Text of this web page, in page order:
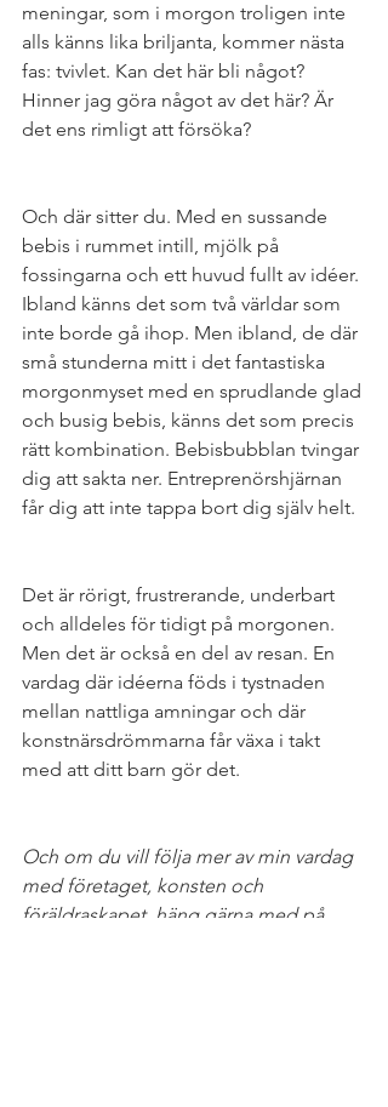
meningar, som i morgon troligen inte
alls känns lika briljanta, kommer nästa
fas: tvivlet. Kan det här bli något?
Hinner jag göra något av det här? Är
det ens rimligt att försöka?
Och där sitter du. Med en sussande
bebis i rummet intill, mjölk på
fossingarna och ett huvud fullt av idéer.
Ibland känns det som två världar som
inte borde gå ihop. Men ibland, de där
små stunderna mitt i det fantastiska
morgonmyset med en sprudlande glad
och busig bebis, känns det som precis
rätt kombination. Bebisbubblan tvingar
dig att sakta ner. Entreprenörshjärnan
får dig att inte tappa bort dig själv helt.
Det är rörigt, frustrerande, underbart
och alldeles för tidigt på morgonen.
Men det är också en del av resan. En
vardag där idéerna föds i tystnaden
mellan nattliga amningar och där
konstnärsdrömmarna får växa i takt
med att ditt barn gör det.
Och om du vill följa mer av min vardag
med företaget, konsten och
föräldraskapet, häng gärna med på